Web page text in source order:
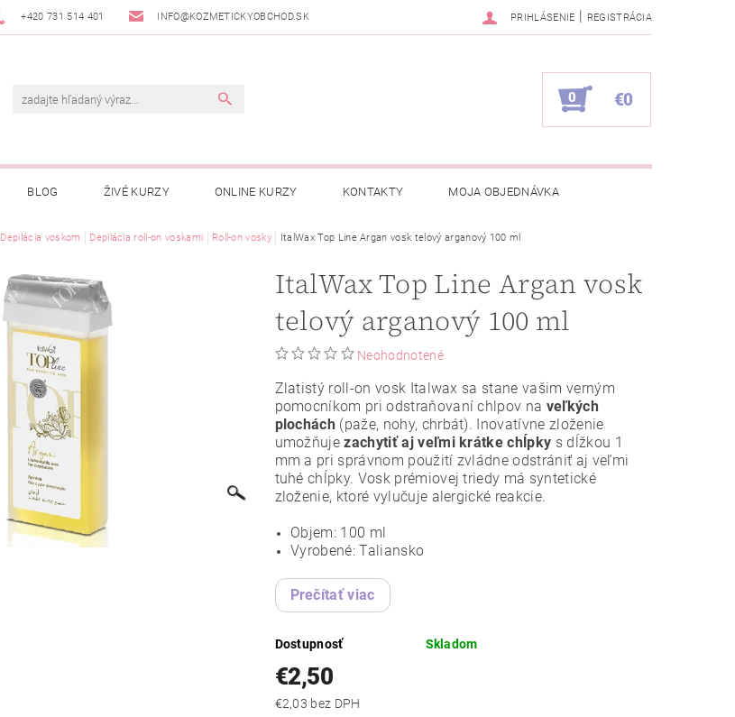
+420 731 514 401 INFO@KOZMETICKYOBCHOD.SK PRIHLÁSENIE | REGISTRÁCIA
0 €0
BLOG ŽIVÉ KURZY ONLINE KURZY KONTAKTY MOJA OBJEDNÁVKA
Depilácia voskom Depilácia roll-on voskami Roll-on vosky ItalWax Top Line Argan vosk telový arganový 100 ml
ItalWax Top Line Argan vosk
telový arganový 100 ml
Neohodnotené
Zlatistý roll-on vosk Italwax sa stane vašim verným
pomocníkom pri odstraňovaní chlpov na veľkých
plochách (paže, nohy, chrbát). Inovatívne zloženie
umožňujezachytiť aj veľmi krátke chĺpky s dĺžkou 1
mm a pri správnom použití zvládne odstrániť aj veľmi
tuhé chĺpky. Vosk prémiovej triedy má syntetické
zloženie, ktoré vylučuje alergické reakcie.
Objem: 100 ml
Vyrobené: Taliansko
Prečítať viac
Dostupnosť Skladom
€2,50
€2,03 bez DPH